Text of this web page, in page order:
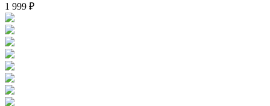
1 999 ₽